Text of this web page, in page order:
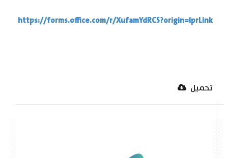
https://forms.office.com/r/XufamYdRC5?origin=lprLink
تحميل